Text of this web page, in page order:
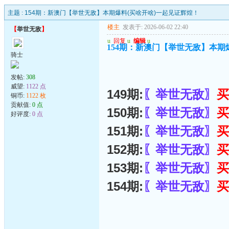
主题 : 154期：新澳门【举世无敌】本期爆料(买啥开啥)一起见证辉煌！
【举世无敌】
骑士
发帖: 308
威望: 1122 点
铜币: 1122 枚
贡献值: 0 点
好评度: 0 点
楼主 发表于: 2026-06-02 22:40
u 回复 u 编辑 u
154期：新澳门【举世无敌】本
149期: 〖举世无敌〗
150期: 〖举世无敌〗
151期: 〖举世无敌〗
152期: 〖举世无敌〗
153期: 〖举世无敌〗
154期: 〖举世无敌〗